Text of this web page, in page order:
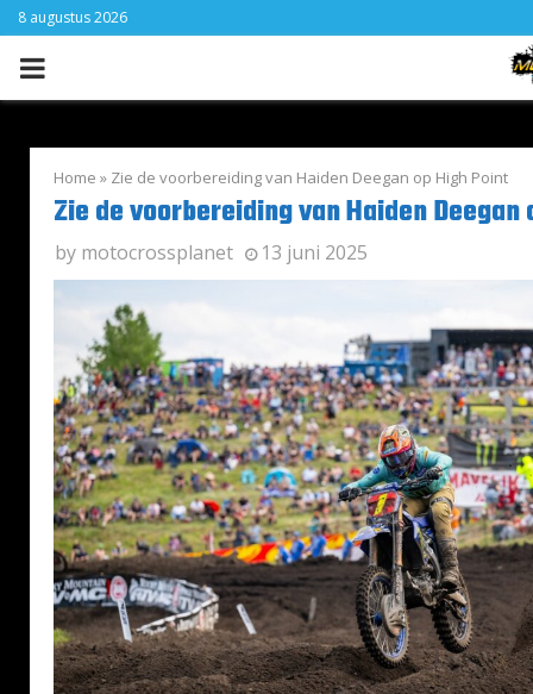
8 augustus 2026
PRIMARY
Home » Zie de voorbereiding van Haiden Deegan op High Point
Zie de voorbereiding van Haiden Deegan
by motocrossplanet 13 juni 2025